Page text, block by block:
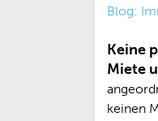
Blog:
Keine
Miete
keinen